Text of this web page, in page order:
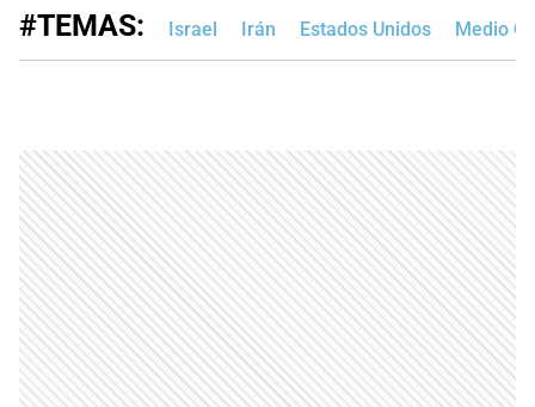
#TEMAS: Israel Irán Estados Unidos Medio